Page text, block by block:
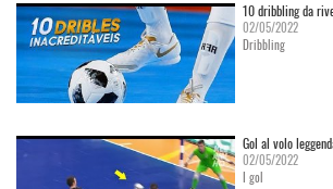
10 dribbling da
02/05/2022
Dribbling
Gol al volo
02/05/2022
I gol